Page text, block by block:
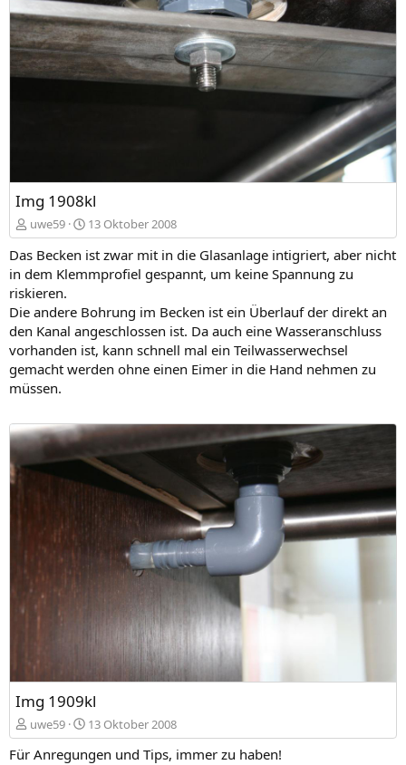
Img 1908kl
uwe59 13 Oktober 2008
Das Becken ist zwar mit in die Glasanlage intigriert, aber nicht
in dem Klemmprofiel gespannt, um keine Spannung zu
riskieren.
Die andere Bohrung im Becken ist ein Überlauf der direkt an
den Kanal angeschlossen ist. Da auch eine Wasseranschluss
vorhanden ist, kann schnell mal ein Teilwasserwechsel
gemacht werden ohne einen Eimer in die Hand nehmen zu
müssen.
Img 1909kl
uwe59 13 Oktober 2008
Für Anregungen und Tips, immer zu haben!